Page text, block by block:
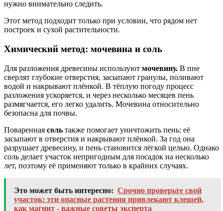
нужно внимательно следить.
Этот метод подходит только при условии, что рядом нет
построек и сухой растительности.
Химический метод: мочевина и соль
Для разложения древесины используют мочевину. В пне
сверлят глубокие отверстия, засыпают гранулы, поливают
водой и накрывают плёнкой. В тёплую погоду процесс
разложения ускоряется, и через несколько месяцев пень
размягчается, его легко удалить. Мочевина относительно
безопасна для почвы.
Поваренная соль также помогает уничтожить пень: её
засыпают в отверстия и накрывают плёнкой. За год она
разрушает древесину, и пень становится лёгкой целью. Однако
соль делает участок непригодным для посадок на несколько
лет, поэтому её применяют только в крайних случаях.
Это может быть интересно: Срочно проверьте свой
участок: эти опасные растения привлекают клещей,
как магнит - важные советы эксперта